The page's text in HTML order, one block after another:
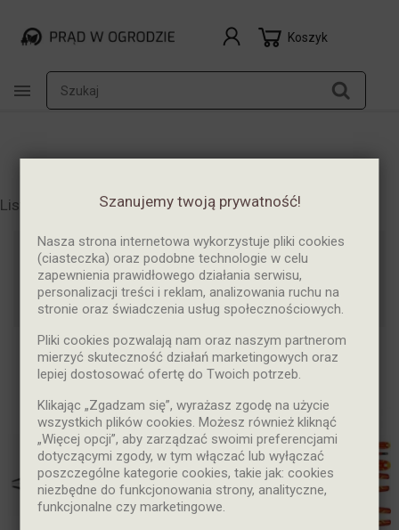
Szanujemy twoją prywatność!
Nasza strona internetowa wykorzystuje pliki cookies
(ciasteczka) oraz podobne technologie w celu
zapewnienia prawidłowego działania serwisu,
personalizacji treści i reklam, analizowania ruchu na
stronie oraz świadczenia usług społecznościowych.
Pliki cookies pozwalają nam oraz naszym partnerom
mierzyć skuteczność działań marketingowych oraz
lepiej dostosować ofertę do Twoich potrzeb.
Klikając „Zgadzam się”, wyrażasz zgodę na użycie
wszystkich plików cookies. Możesz również kliknąć
„Więcej opcji”, aby zarządzać swoimi preferencjami
dotyczącymi zgody, w tym włączać lub wyłączać
poszczególne kategorie cookies, takie jak: cookies
niezbędne do funkcjonowania strony, analityczne,
funkcjonalne czy marketingowe.
Koszyk

Lista produktów marki Total
Dostępne
Pokazano 1-7 z 7 pozycji
NOWY